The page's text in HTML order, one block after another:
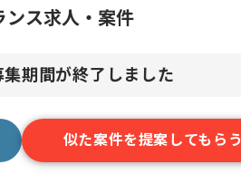
ンス求人・案件
期間が終了しました
似た案件を提案してもらう